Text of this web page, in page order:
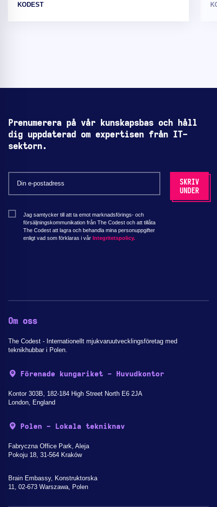
KODEST
Prenumerera på vår kunskapsbas och håll
dig uppdaterad om expertisen från IT-
sektorn.
Jag samtycker till att ta emot marknadsförings- och
försäljningskommunikation från The Codest och att tillåta
The Codest att lagra och behandla mina personuppgifter
enligt vad som förklaras i vår Integritetspolicy.
Om oss
The Codest - Internationellt mjukvaruutvecklingsföretag med
teknikhubbar i Polen.
Förenade kungariket - Huvudkontor
Kontor 303B, 182-184 High Street North E6 2JA
London, England
Polen - Lokala tekniknav
Fabryczna Office Park, Aleja
Pokoju 18, 31-564 Kraków
Brain Embassy, Konstruktorska
11, 02-673 Warszawa, Polen